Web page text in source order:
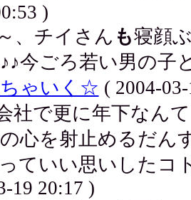
)
、チイさん も寝顔
今ごろ若い男の子
ゃいく☆ ( 2004-
社で更に年下なん
心を射止めるだん
ていい思いしたコ
19 20:17 )